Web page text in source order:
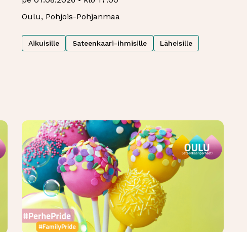
Oulu, Pohjois-Pohjanmaa
Aikuisille Sateenkaari-ihmisille Läheisille